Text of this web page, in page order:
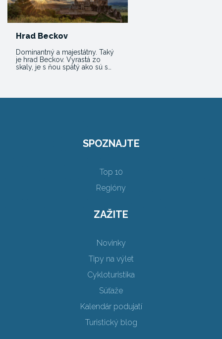
Hrad Beckov
Dominantný a majestátny. Taký
je hrad Beckov. Vyrastá zo
skaly, je s ňou spätý ako sú s…
SPOZNAJTE
Top 10
Regióny
ZAŽITE
Novinky
Tipy na výlet
Cykloturistika
Súťaže
Kalendár podujatí
Turistický blog